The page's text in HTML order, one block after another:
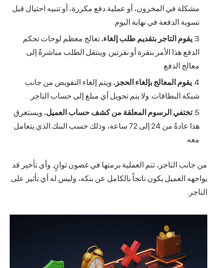
مشكلة في المخزون، أو عملية دفع مكررة، أو تنبيه احتيال قبل
تسوية الدفعة في نهاية اليوم.
يقوم التاجر بتقديم طلب إلغاء. تعالج معظم لوحات تحكم
الدفع هذا الأمر بنقرة أو نقرتين. وينتقل الطلب مباشرةً إلى
معالج الدفع.
يقوم المعالج بإلغاء الحجز. ويتم إلغاء التفويض من جانب
شبكة البطاقات. ولا يتم تحويل أي مبلغ إلى حساب التاجر.
تختفي الرسوم المعلقة من كشف حساب العميل. ويستغرق
هذا عادةً من 24 إلى 72 ساعة، وذلك حسب البنك الذي يتعامل
معه.
من جانب التاجر، تتم العملية برمتها في غضون ثوانٍ. وأي تأخير قد
يواجهه العميل يكون ناتجاً بالكامل عن بنكه، وليس له أي تأثير على
التاجر.